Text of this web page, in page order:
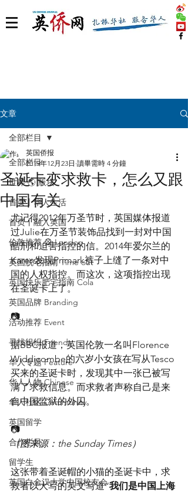
文章
全部栏目
世界 🌎 版块
首页丨华人生活
首页丨融入英国
伦敦推荐 🎡 London
英国脱宅指南 Time out
英国快乐肥宅指南 Cola
英国品牌 Branding
活动推荐 Event
寻找组织 Friends
华人专题 Feature
华人人物 Chinese
华人社区 Community
英国留学
合作栏目
留学生
英国白金汉大学中国校友会
全部栏目
圣诞卡变求救卡，怎么又跟
中国有关
英国侨报
2019年12月23日 讀畢需時 4 分鐘
尤记得2012年万圣节时，英国媒体报道
过Julie在万圣节装饰品找到一封对中国
酷刑和迫害指控的信。2014年爱尔兰的
Karen发现Primark裤子上缝了一条对中
国的人权指控。而这次，这项指控出现
在圣诞卡上了。
📷
据BBC报道，英国伦敦一名叫Florence
Widdicombe的六岁小女孩在写从Tesco
买来的圣诞卡时，发现其中一张已被写
满了求救信息。而求救者声称自己是来
自中国监狱的外囚。
📷
（图来源：the Sunday Times）
这张带着圣诞帽的小猫的圣诞卡中，求
救者以大写的英文写道“我们是中国上海